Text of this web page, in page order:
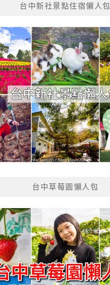
台中新社景點住宿懶人包
台中草莓園懶人包